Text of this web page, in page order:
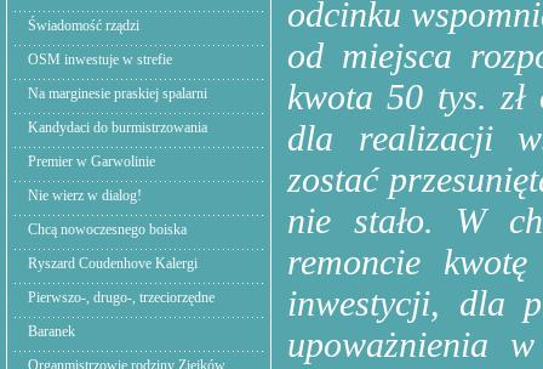
Świadomość rządzi
OSM inwestuje w strefie
Na marginesie praskiej spalarni
Kandydaci do burmistrzowania
Premier w Garwolinie
Nie wierz w dialog!
Chcą nowoczesnego boiska
Ryszard Coudenhove Kalergi
Pierwszo-, drugo-, trzeciorzędne
Baranek
Organmistrzowie rodziny Ziejków
odcinku
od miejsca
kwota 50 tys. zł
dla realizacji
zostać
nie stało. W
remoncie
inwestycji, dla
upoważnienia